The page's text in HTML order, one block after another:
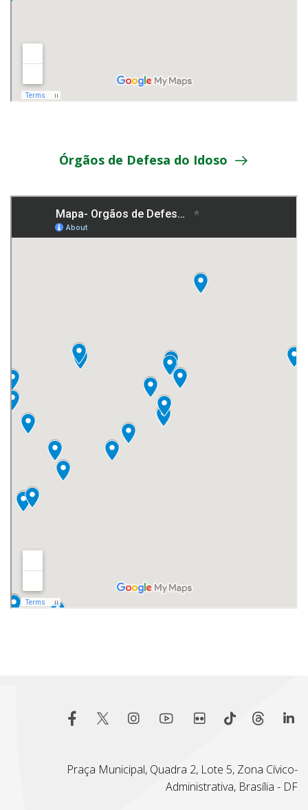
Órgãos de Defesa do Idoso
Praça Municipal, Quadra 2, Lote 5, Zona Cívico-
Administrativa, Brasília - DF